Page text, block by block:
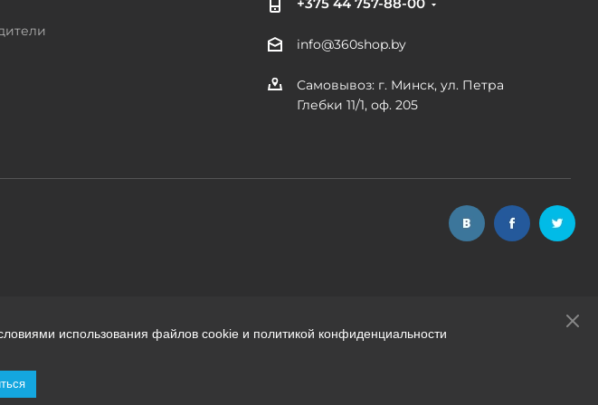
+375 44 757-88-00
info@360shop.by
Самовывоз: г. Минск, ул. Петра
Глебки 11/1, оф. 205
использования файлов cookie и политикой конфиденциальности